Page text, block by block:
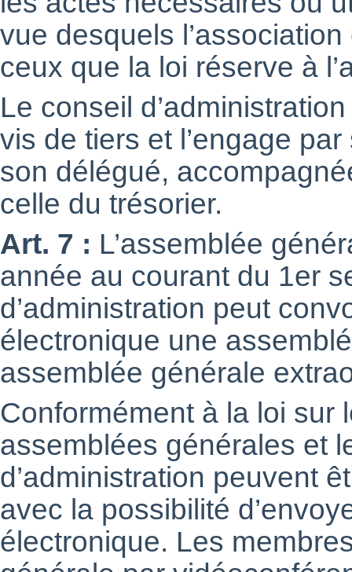
vue desquels
ceux que la loi réserve à
Le conseil
vis de tiers et l’engage
son délégué,
celle du trésorier.
Art. 7 : L’assemblée
année au courant du 1er
d’administration peut
électronique une
assemblée générale
Conformément à la loi sur
assemblées générales et
d’administration peuvent
avec la possibilité
électronique. Les